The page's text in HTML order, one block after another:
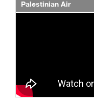
Palestinian Air